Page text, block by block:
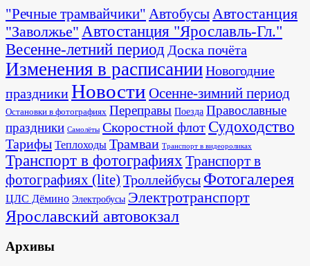
"Речные трамвайчики" АвтобусыАвтостанция
"Заволжье" Автостанция "Ярославль-Гл."
Весенне-летний период Доска почёта
Изменения в расписанииНовогодние
праздникиНовости Осенне-зимний период
Остановки в фотографиях Переправы Поезда Православные
праздники Самолёты Скоростной флот Судоходство
Тарифы Теплоходы Трамваи Транспорт в видеороликах
Транспорт в фотографияхТранспорт в
фотографиях (lite) Троллейбусы Фотогалерея
ЦЛС Дёмино Электробусы Электротранспорт
Ярославский автовокзал
Архивы